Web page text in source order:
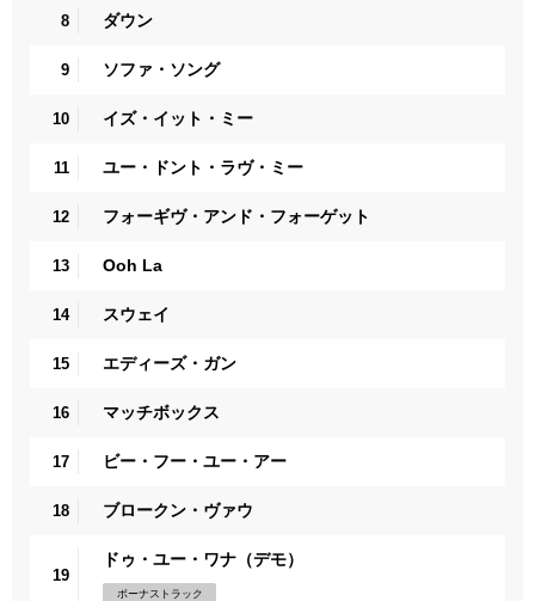
8 ダウン
9 ソファ・ソング
10 イズ・イット・ミー
11 ユー・ドント・ラヴ・ミー
12 フォーギヴ・アンド・フォーゲット
13 Ooh La
14 スウェイ
15 エディーズ・ガン
16 マッチボックス
17 ビー・フー・ユー・アー
18 ブロークン・ヴァウ
19
ドゥ・ユー・ワナ（デモ）
ボーナストラック